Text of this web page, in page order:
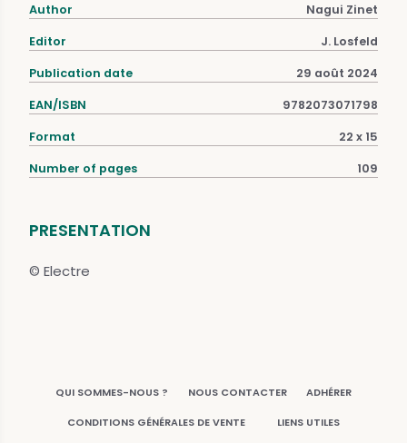
Author Nagui Zinet
Editor J. Losfeld
Publication date 29 août 2024
EAN/ISBN 9782073071798
Format 22 x 15
Number of pages 109
PRESENTATION
© Electre
QUI SOMMES-NOUS ? NOUS CONTACTER ADHÉRER
CONDITIONS GÉNÉRALES DE VENTE LIENS UTILES